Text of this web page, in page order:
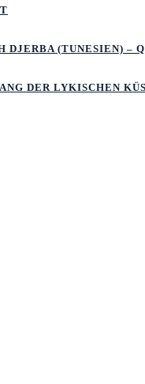
DJERBA (TUNESIEN) –
DER LYKISCHEN